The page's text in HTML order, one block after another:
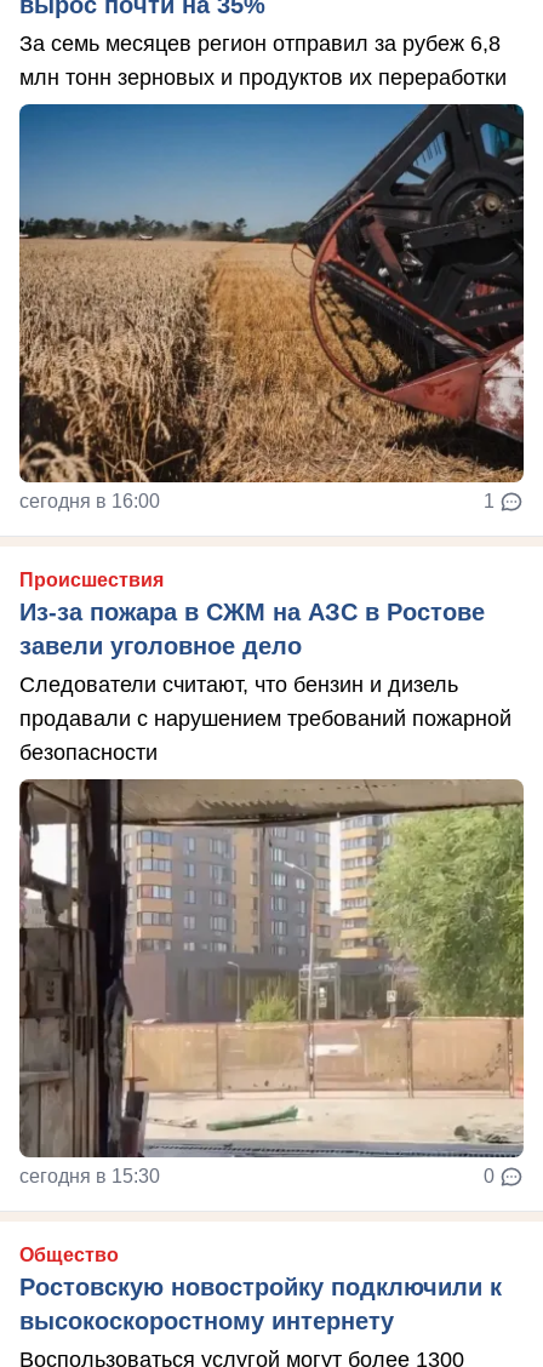
За семь месяцев регион отправил за рубеж 6,8
млн тонн зерновых и продуктов их переработки
сегодня в 16:00 1
Происшествия
Из-за пожара в СЖМ на АЗС в Ростове
завели уголовное дело
Следователи считают, что бензин и дизель
продавали с нарушением требований пожарной
безопасности
сегодня в 15:30 0
Общество
Ростовскую новостройку подключили к
высокоскоростному интернету
Воспользоваться услугой могут более 1300